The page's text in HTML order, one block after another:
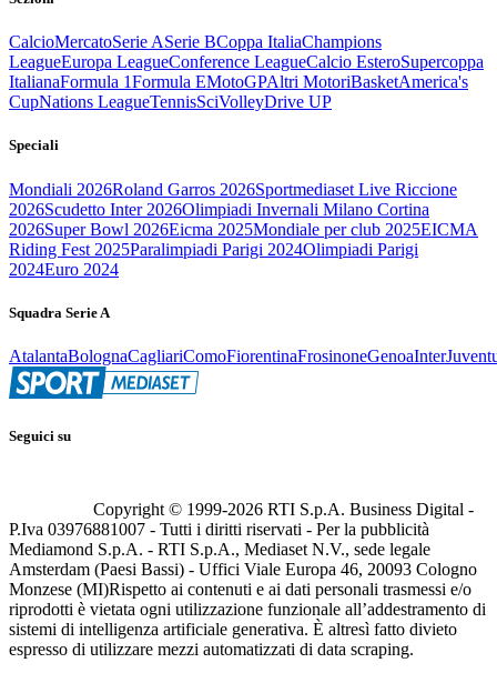
CalcioMercatoSerie ASerie BCoppa ItaliaChampions
LeagueEuropa LeagueConference LeagueCalcio EsteroSupercoppa
ItalianaFormula 1Formula EMotoGPAltri MotoriBasketAmerica's
CupNations LeagueTennisSciVolleyDrive UP
Speciali
Mondiali 2026Roland Garros 2026Sportmediaset Live Riccione
2026Scudetto Inter 2026Olimpiadi Invernali Milano Cortina
2026Super Bowl 2026Eicma 2025Mondiale per club 2025EICMA
Riding Fest 2025Paralimpiadi Parigi 2024Olimpiadi Parigi
2024Euro 2024
Squadra Serie A
AtalantaBolognaCagliariComoFiorentinaFrosinoneGenoaInter
Seguici su
Copyright © 1999-2026 RTI S.p.A. Business Digital -
P.Iva 03976881007 - Tutti i diritti riservati - Per la pubblicità
Mediamond S.p.A. - RTI S.p.A., Mediaset N.V., sede legale
Amsterdam (Paesi Bassi) - Uffici Viale Europa 46, 20093 Cologno
Monzese (MI)Rispetto ai contenuti e ai dati personali trasmessi e/o
riprodotti è vietata ogni utilizzazione funzionale all’addestramento di
sistemi di intelligenza artificiale generativa. È altresì fatto divieto
espresso di utilizzare mezzi automatizzati di data scraping.